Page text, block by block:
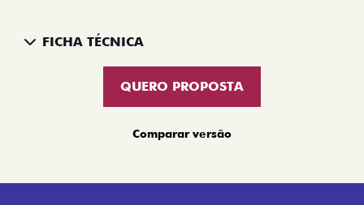
FICHA TÉCNICA
QUERO PROPOSTA
Comparar versão